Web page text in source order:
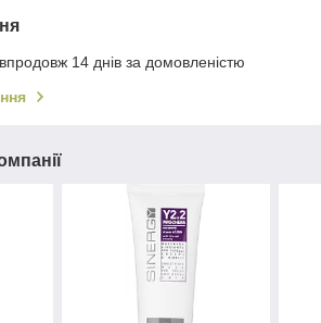
14 днів за домовленістю